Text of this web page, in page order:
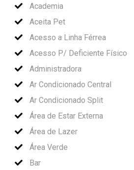
Academia
Aceita Pet
Acesso a Linha Férrea
Acesso P/ Deficiente Físico
Administradora
Ar Condicionado Central
Ar Condicionado Split
Área de Estar Externa
Área de Lazer
Área Verde
Bar